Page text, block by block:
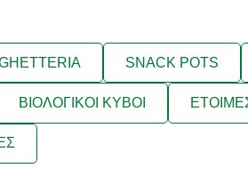
SNACK POTS
ΒΙΟΛΟΓΙΚΟΙ ΚΥΒΟΙ